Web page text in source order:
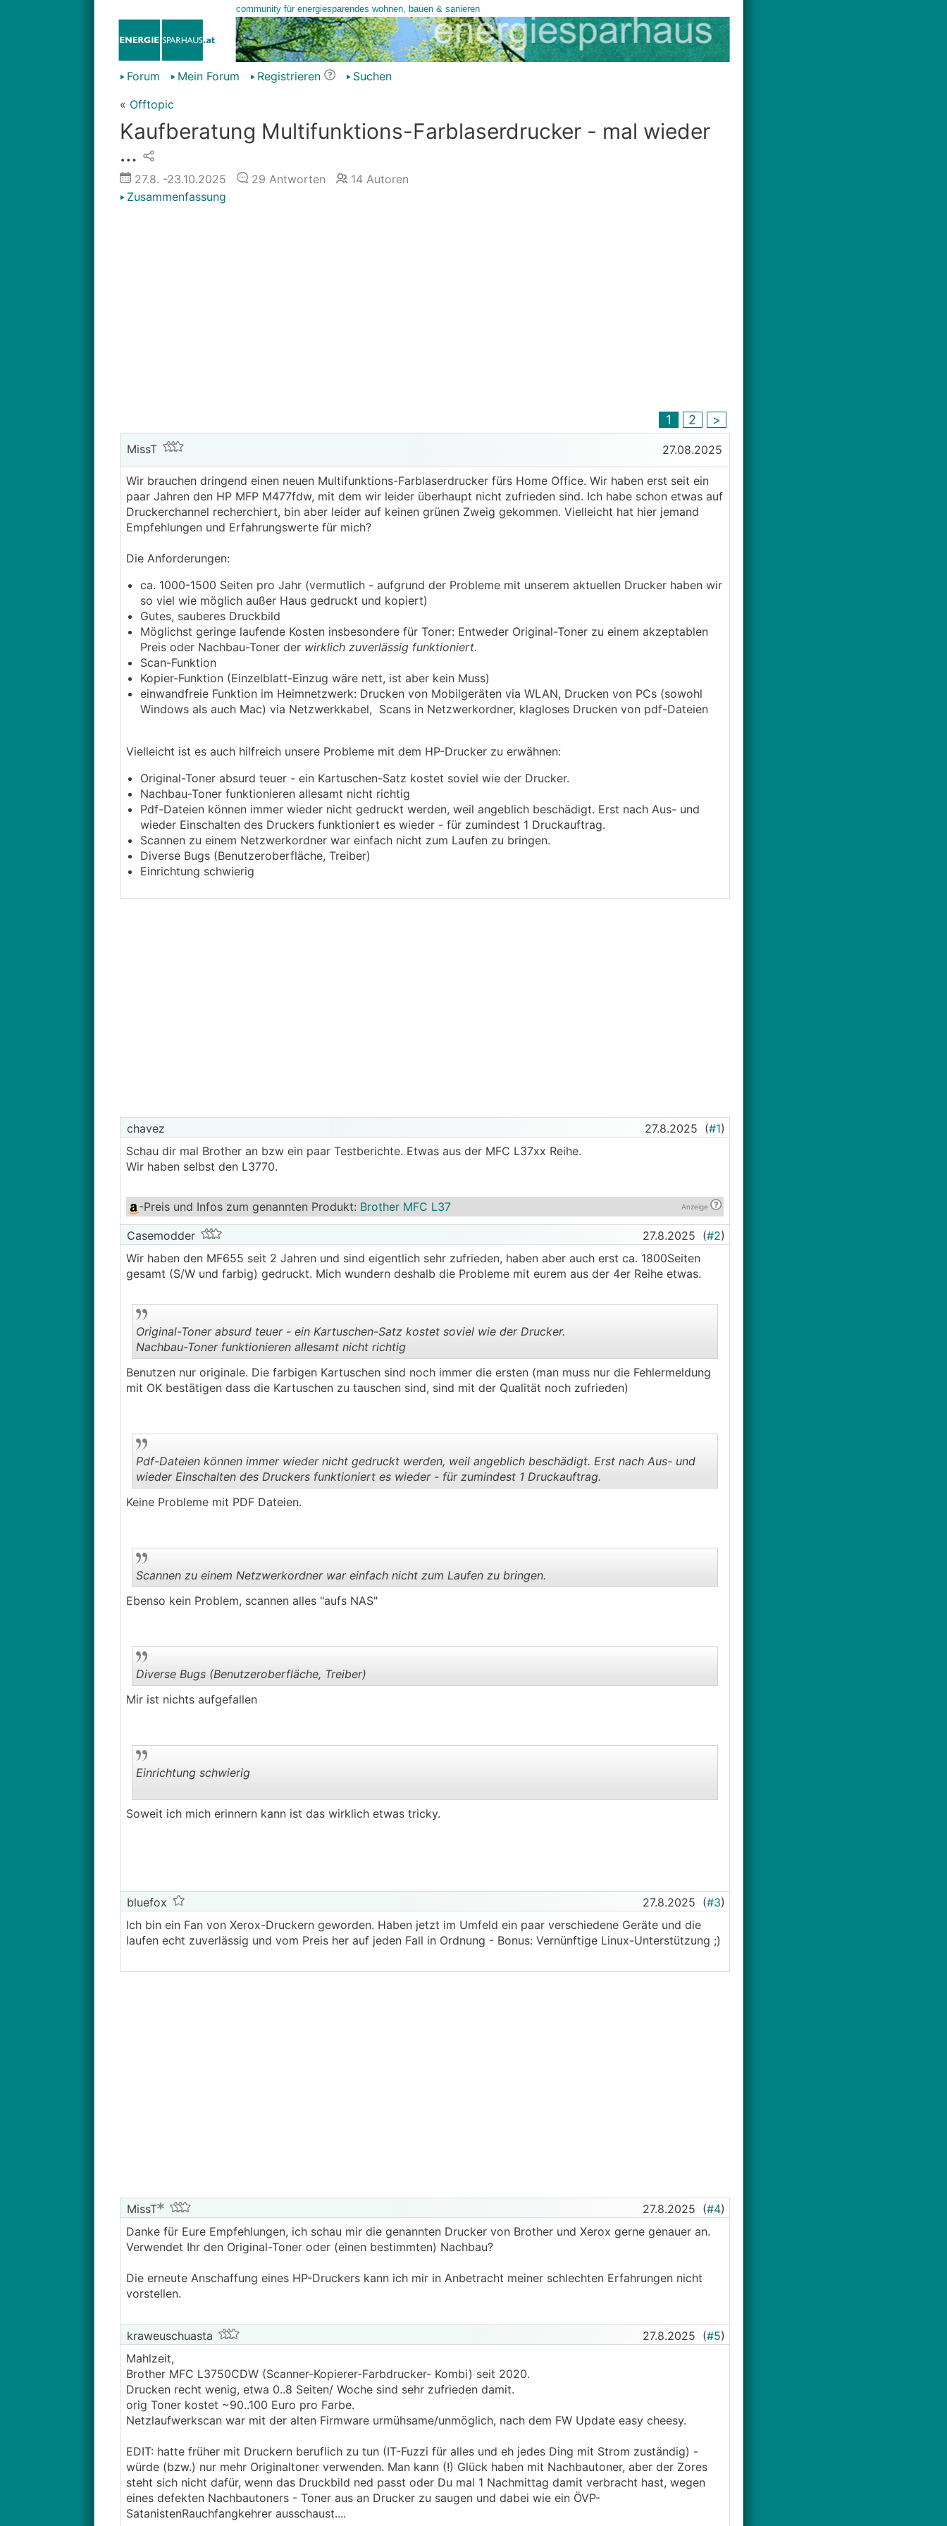
Forum Mein Forum Registrieren
Suchen
« Offtopic
Kaufberatung Multifunktions-Farblaserdrucker - mal wieder
…
27.8. -23.10.2025 29 Antworten 14Autoren
Zusammenfassung
1 2 >
MissT 27.08.2025
Wir brauchen dringend einen neuen Multifunktions-Farblaserdrucker fürs Home Office. Wir haben erst seit ein
paar Jahren den HP MFP M477fdw, mit dem wir leider überhaupt nicht zufrieden sind. Ich habe schon etwas auf
Druckerchannel recherchiert, bin aber leider auf keinen grünen Zweig gekommen. Vielleicht hat hier jemand
Empfehlungen und Erfahrungswerte für mich?
Die Anforderungen:
ca. 1000-1500 Seiten pro Jahr (vermutlich - aufgrund der Probleme mit unserem aktuellen Drucker haben wir
so viel wie möglich außer Haus gedruckt und kopiert)
Gutes, sauberes Druckbild
Möglichst geringe laufende Kosten insbesondere für Toner: Entweder Original-Toner zu einem akzeptablen
Preis oder Nachbau-Toner der wirklich zuverlässig funktioniert.
Scan-Funktion
Kopier-Funktion (Einzelblatt-Einzug wäre nett, ist aber kein Muss)
einwandfreie Funktion im Heimnetzwerk: Drucken von Mobilgeräten via WLAN, Drucken von PCs (sowohl
Windows als auch Mac) via Netzwerkkabel, Scans in Netzwerkordner, klagloses Drucken von pdf-Dateien
Vielleicht ist es auch hilfreich unsere Probleme mit dem HP-Drucker zu erwähnen:
Original-Toner absurd teuer - ein Kartuschen-Satz kostet soviel wie der Drucker.
Nachbau-Toner funktionieren allesamt nicht richtig
Pdf-Dateien können immer wieder nicht gedruckt werden, weil angeblich beschädigt. Erst nach Aus- und
wieder Einschalten des Druckers funktioniert es wieder - für zumindest 1 Druckauftrag.
Scannen zu einem Netzwerkordner war einfach nicht zum Laufen zu bringen.
Diverse Bugs (Benutzeroberfläche, Treiber)
Einrichtung schwierig
chavez 27.8.2025 (#1)
Schau dir mal Brother an bzw ein paar Testberichte. Etwas aus der MFC L37xx Reihe.
Wir haben selbst den L3770.
-Preis und Infoszum genannten Produkt: Brother MFC L37 Anzeige
Casemodder 27.8.2025 (#2)
Wir haben den MF655 seit 2 Jahren und sind eigentlich sehr zufrieden, haben aber auch erst ca. 1800Seiten
gesamt (S/W und farbig) gedruckt. Mich wundern deshalb die Probleme mit eurem aus der 4er Reihe etwas.
..
Original-Toner absurd teuer - ein Kartuschen-Satz kostet soviel wie der Drucker.
Nachbau-Toner funktionieren allesamt nicht richtig
Benutzen nur originale. Die farbigen Kartuschen sind noch immer die ersten (man muss nur die Fehlermeldung
mit OK bestätigen dass die Kartuschen zu tauschen sind, sind mit der Qualität noch zufrieden)
Pdf-Dateien können immer wieder nicht gedruckt werden, weil angeblich beschädigt. Erst nach Aus- und
wieder Einschalten des Druckers funktioniert es wieder - für zumindest 1 Druckauftrag.
Keine Probleme mit PDF Dateien.
Scannen zu einem Netzwerkordner war einfach nicht zum Laufen zu bringen.
Ebenso kein Problem, scannen alles "aufs NAS"
Diverse Bugs (Benutzeroberfläche, Treiber)
Mir ist nichts aufgefallen
Einrichtung schwierig
Soweit ich mich erinnern kann ist das wirklich etwas tricky.
bluefox 27.8.2025 (#3)
Ich bin ein Fan von Xerox-Druckern geworden. Haben jetzt im Umfeld ein paar verschiedene Geräte und die
laufen echt zuverlässig und vom Preis her auf jeden Fall in Ordnung - Bonus: Vernünftige Linux-Unterstützung ;)
MissT 27.8.2025 (#4)
Danke für Eure Empfehlungen, ich schau mir die genannten Drucker von Brother und Xerox gerne genauer an.
Verwendet Ihr den Original-Toner oder (einen bestimmten) Nachbau?
Die erneute Anschaffung eines HP-Druckers kann ich mir in Anbetracht meiner schlechten Erfahrungen nicht
vorstellen.
kraweuschuasta 27.8.2025 (#5)
Mahlzeit,
Brother MFC L3750CDW (Scanner-Kopierer-Farbdrucker- Kombi) seit 2020.
Drucken recht wenig, etwa 0..8 Seiten/ Woche sind sehr zufrieden damit.
orig Toner kostet ~90..100 Euro pro Farbe.
Netzlaufwerkscan war mit der alten Firmware urmühsame/unmöglich, nach dem FW Update easy cheesy.
EDIT: hatte früher mit Druckern beruflich zu tun (IT-Fuzzi für alles und eh jedes Ding mit Strom zuständig) -
würde (bzw.) nur mehr Originaltoner verwenden. Man kann (!) Glück haben mit Nachbautoner, aber der Zores
steht sich nicht dafür, wenn das Druckbild ned passt oder Du mal 1 Nachmittag damit verbracht hast, wegen
eines defekten Nachbautoners - Toner aus an Drucker zu saugen und dabei wie ein ÖVP-
SatanistenRauchfangkehrer ausschaust....